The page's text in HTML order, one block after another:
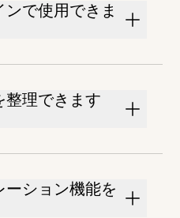
で使用できま
理できます
ション機能を